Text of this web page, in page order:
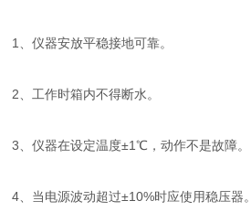
1、仪器安放平稳接地可靠。
2、工作时箱内不得断水。
3、仪器在设定温度±1℃，动作不是故障。
4、当电源波动超过±10%时应使用稳压器。